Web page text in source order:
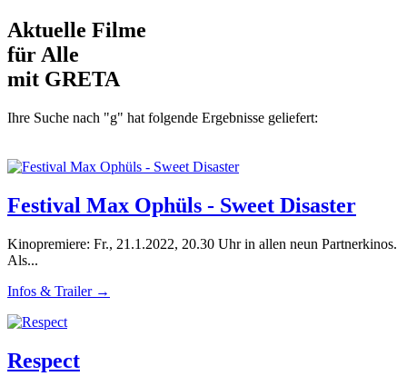
Aktuelle Filme
für Alle
mit GRETA
Ihre Suche nach "g" hat folgende Ergebnisse geliefert:
Festival Max Ophüls - Sweet Disaster
Kinopremiere: Fr., 21.1.2022, 20.30 Uhr in allen neun Partnerkinos.
Als...
Infos & Trailer →
Respect